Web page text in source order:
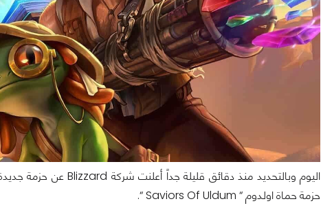
حزمة حماة اولدوم “ Saviors Of Uldum “.